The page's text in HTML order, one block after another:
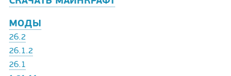
МОДЫ
26.2
26.1.2
26.1